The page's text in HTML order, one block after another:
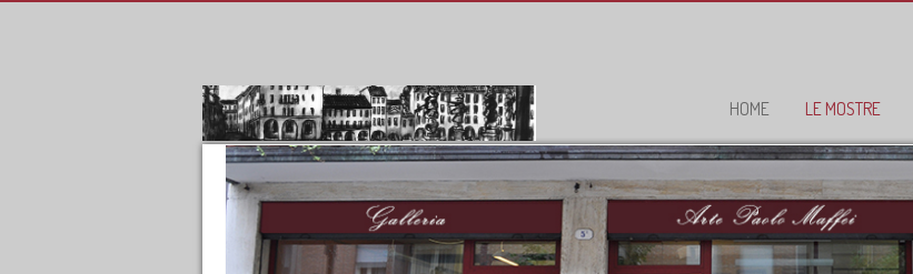
HOME LE MOSTRE